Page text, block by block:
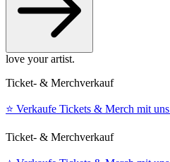
love your artist.
Ticket- & Merchverkauf
⭐️ Verkaufe Tickets & Merch mit uns
Ticket- & Merchverkauf